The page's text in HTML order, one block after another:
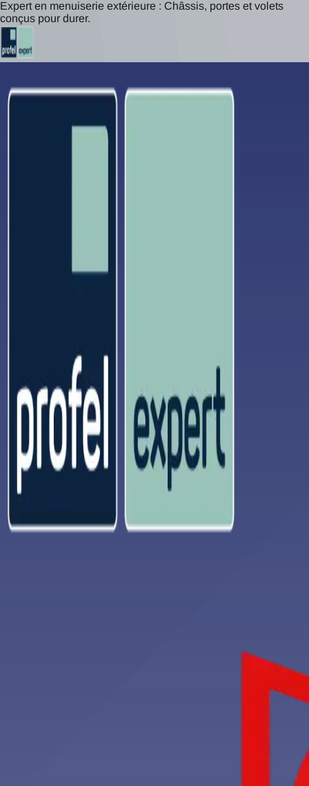
Expert en menuiserie extérieure : Châssis, portes et volets
conçus pour durer.